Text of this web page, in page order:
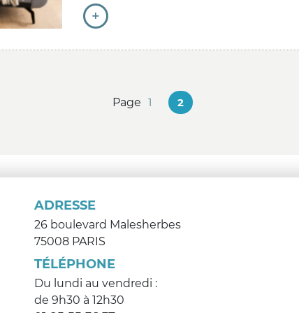
+
Page 1 2
ADRESSE
26 boulevard Malesherbes
75008 PARIS
TÉLÉPHONE
Du lundi au vendredi :
de 9h30 à 12h30